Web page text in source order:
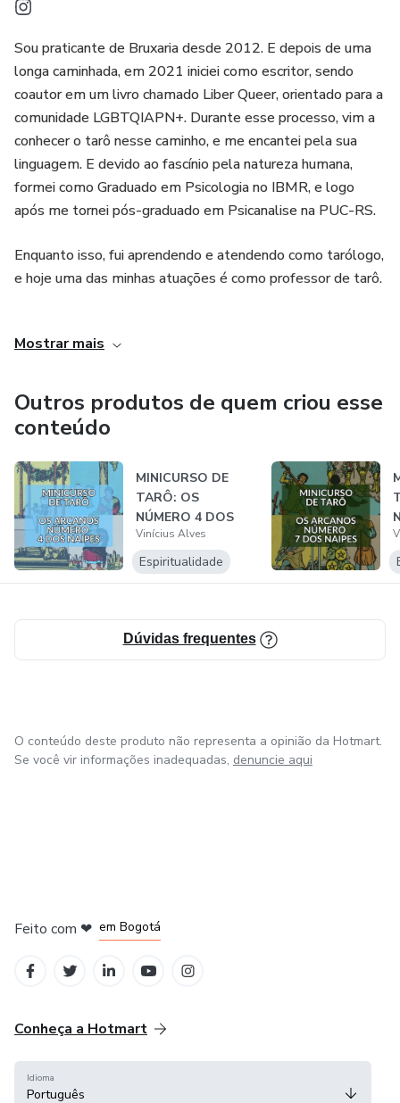
Sou praticante de Bruxaria desde 2012. E depois de uma
longa caminhada, em 2021 iniciei como escritor, sendo
coautor em um livro chamado Liber Queer, orientado para a
comunidade LGBTQIAPN+. Durante esse processo, vim a
conhecer o tarô nesse caminho, e me encantei pela sua
linguagem. E devido ao fascínio pela natureza humana,
formei como Graduado em Psicologia no IBMR, e logo
após me tornei pós-graduado em Psicanalise na PUC-RS.
Enquanto isso, fui aprendendo e atendendo como tarólogo,
e hoje uma das minhas atuações é como professor de tarô.
iniciática e cultural.
Mostrar mais
Outros produtos de quem criou esse
conteúdo
MINICURSO DE
TARÔ: OS
NÚMERO 4 DOS
NAIPES
Vinícius Alves
Espiritualidade
Dúvidas frequentes
O conteúdo deste produto não representa a opinião da Hotmart.
Se você vir informações inadequadas, denuncie aqui
Feito com ❤ em Bogotá
Conheça a Hotmart
Idioma
Português